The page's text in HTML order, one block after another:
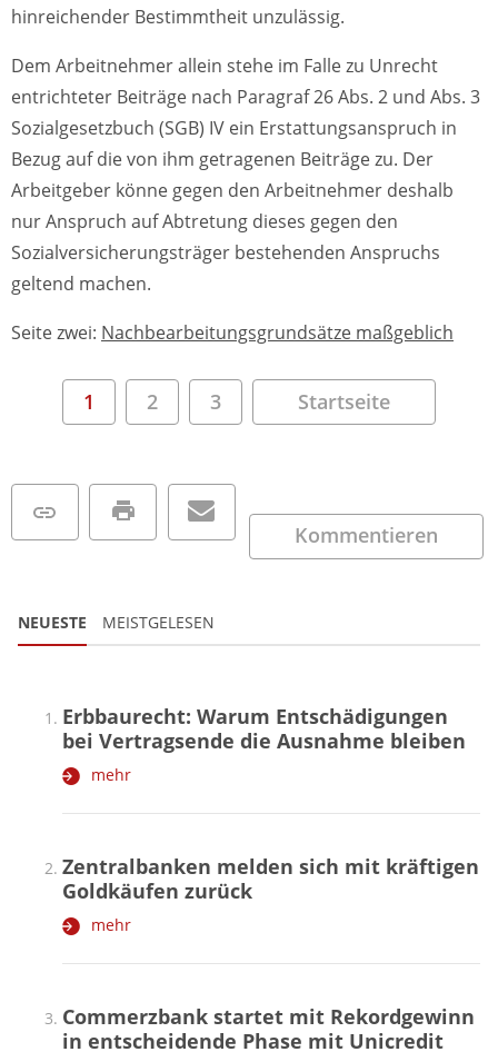
hinreichender Bestimmtheit unzulässig.
Dem Arbeitnehmer allein stehe im Falle zu Unrecht
entrichteter Beiträge nach Paragraf 26 Abs. 2 und Abs. 3
Sozialgesetzbuch (SGB) IV ein Erstattungsanspruch in
Bezug auf die von ihm getragenen Beiträge zu. Der
Arbeitgeber könne gegen den Arbeitnehmer deshalb
nur Anspruch auf Abtretung dieses gegen den
Sozialversicherungsträger bestehenden Anspruchs
geltend machen.
Seite zwei: Nachbearbeitungsgrundsätze maßgeblich
1 2 3 Startseite
Kommentieren
NEUESTE MEISTGELESEN
Erbbaurecht: Warum Entschädigungen
bei Vertragsende die Ausnahme bleiben
mehr
Zentralbanken melden sich mit kräftigen
Goldkäufen zurück
mehr
Commerzbank startet mit Rekordgewinn
in entscheidende Phase mit Unicredit